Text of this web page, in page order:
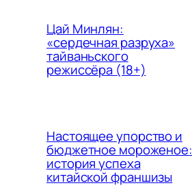
Цай Минлян:
«сердечная разруха»
тайваньского
режиссёра (18+)
Настоящее упорство и
бюджетное мороженое:
история успеха
китайской франшизы